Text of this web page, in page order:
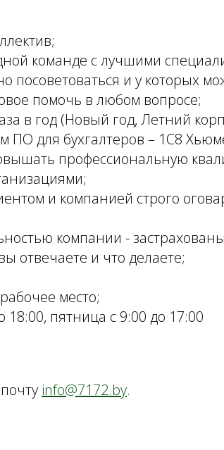
команде с лучшими
посоветоваться и у которых
помочь в любом вопросе;
в год (Новый год, Летний
ПО для бухгалтеров – 1С8
профессиональную
и компанией строго
компании -
отвечаете и что делаете;
место;
18:00, пятница с 9:00 до 17:00
info@7172.by.